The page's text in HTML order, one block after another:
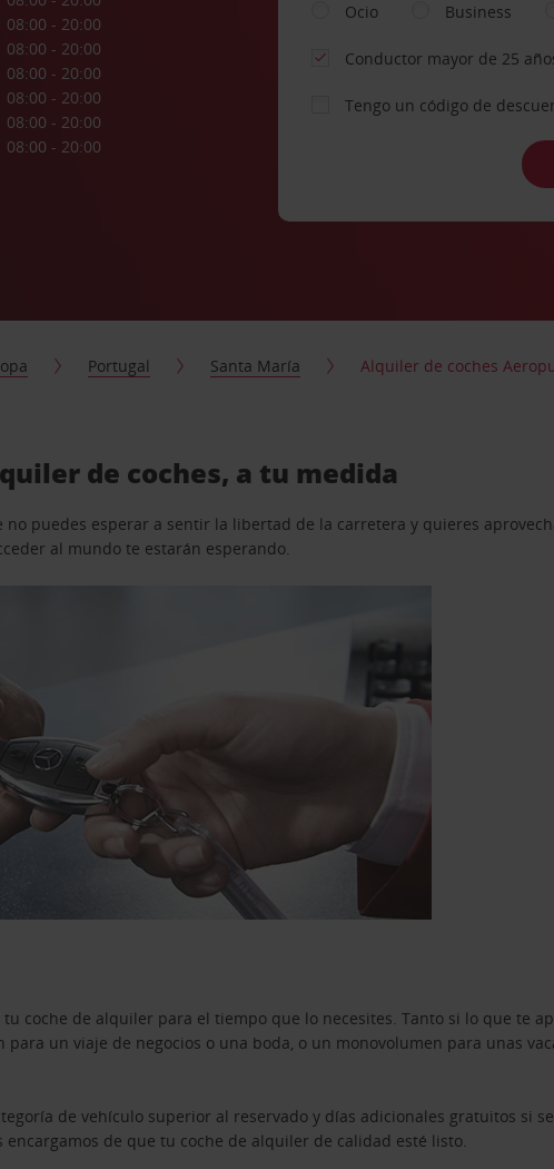
08:00 - 20:00
08:00 - 20:00
08:00 - 20:00
08:00 - 20:00
08:00 - 20:00
08:00 - 20:00
Ocio
Business
Conductor mayor de 25
Tengo un código de
Portugal Santa María Alquiler de coches
de coches, a tu medida
puedes esperar a sentir la libertad de la carretera y quieres
al mundo te estarán esperando.
coche de alquiler para el tiempo que lo necesites. Tanto si lo que te
un viaje de negocios o una boda, o un monovolumen para unas
de vehículo superior al reservado y días adicionales gratuitos si
encargamos de que tu coche de alquiler de calidad esté listo.